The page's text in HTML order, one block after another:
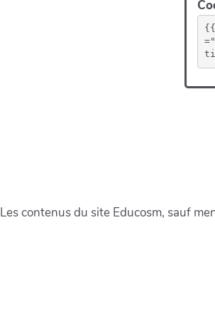
Les contenus du site Educosm, sauf